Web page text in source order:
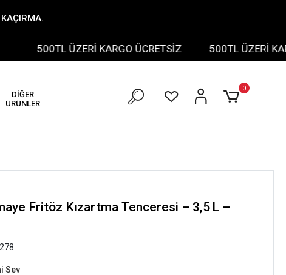
500TL ÜZERİ KARGO ÜCRETSİZ 500TL ÜZERİ KARGO
DİĞER
ÜRÜNLER
0
Fritöz Kızartma Tenceresi – 3,5 L –
Sev